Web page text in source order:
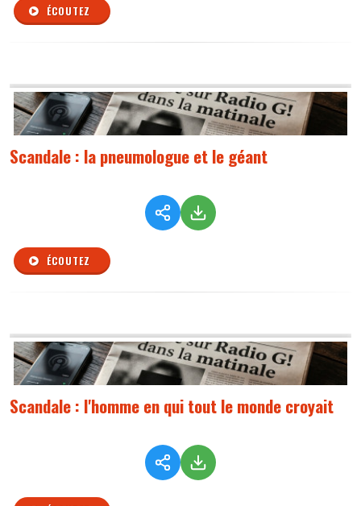
ÉCOUTEZ
Scandale : la pneumologue et le géant
ÉCOUTEZ
Scandale : l'homme en qui tout le monde croyait